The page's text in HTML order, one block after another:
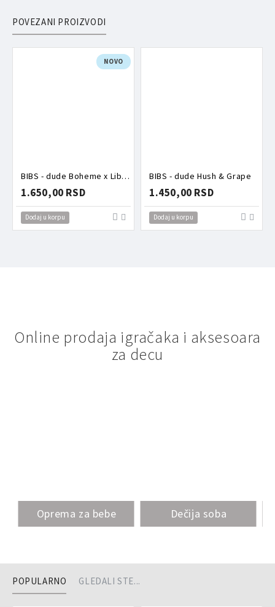
POVEZANI PROIZVODI
NOVO
BIBS - dude Boheme x Liberty Oscar Meadow Blossom mix
1.650,00 RSD
Dodaj u korpu
BIBS - dude Hush & Grape
1.450,00 RSD
Dodaj u korpu
Online prodaja igračaka i aksesoara
za decu
Oprema za bebe Dečija soba
POPULARNO GLEDALI STE...